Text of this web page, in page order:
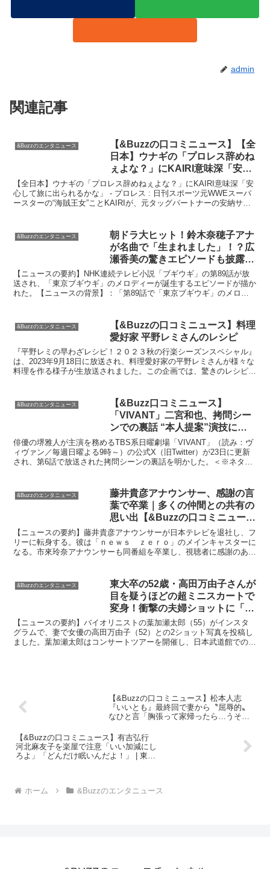
admin
関連記事
&Buzzのエンタニュース
【&Buzzの口コミニュース】【全
日本】ウナギの「プロレス辞めね
ぇよな？」にKAIRI意味深「安心
して旅に出られるかな」 – プロレ
ス : 日刊スポーツ
【全日本】ウナギの「プロレス辞めねぇよな？」にKAIRI意味深「安
心して旅に出られるかな」 - プロレス : 日刊スポーツ元WWEスーパ
ースターの“海賊王女”ことKAIRIが、元タッグパートナーの安納サオ
&Buzzのエンタニュース
朝ドラ大ヒット！鈴木奈穂子アナ
が名曲で「生まれました」！？広
瀬香美の驚きエピソードも披露
【&Buzzの口コミニュース】
【ニュースの要約】NHK連続テレビ小説「ブギウギ」の第89話が放
送され、「東京ブギウギ」のメロディーが誕生するエピソードが描か
れた。【ニュースの背景】：「第89話で「東京ブギウギ」のメロデ
&Buzzのエンタニュース
【&Buzzの口コミニュース】料理
愛好家 平野レミさんのレシピ
『平野レミの早わざレシピ！２０２３秋の行楽シーズンスペシャル』
は、2023年9月18日に放送され、料理愛好家の平野レミさんが様々な
料理を作る様子が生放送されました。この企画では、驚きのレシピだ
&Buzzのエンタニュース
【&Buzz口コミニュース】
「VIVANT」二宮和也、拷問シー
ンでの裏話 “本人提案”演技に
「ゾクゾクした」「冷酷すぎる」
– モデルプレス
俳優の堺雅人が主演を務めるTBS系日曜劇場「VIVANT」（読み：ヴ
ィヴァン／毎週日曜よる9時～）の公式X（旧Twitter）が23日に更新
され、第6話で放送された拷問シーンの裏話を明かした。＜※ネタバ
&Buzzのエンタニュース
藤井貴彦アナウンサー、感謝の言
葉で卒業｜多くの仲間との共有の
思い出【&Buzzの口コミニュー
ス】
【ニュースの要約】藤井貴彦アナウンサーが日本テレビを退社し、フ
リーに転身する。彼は「ｎｅｗｓ ｚｅｒｏ」のメインキャスターに
なる。市來玲奈アナウンサーも同番組を卒業し、視聴者に感謝のあい
&Buzzのエンタニュース
東大卒の52歳・高田万由子さんが
目を疑うほどの超ミニスカートで
変身！衝撃の夫婦ショットに「ギ
ャップありすぎ！」と大反響
【&Buzzの口コミニュース】
【ニュースの要約】バイオリニストの葉加瀬太郎（55）がインスタ
グラムで、妻で女優の高田万由子（52）との2ショット写真を投稿し
ました。葉加瀬太郎はコンサートツアーを開催し、日本武道館での公
【&Buzzの口コミニュース】松本人志
『いいとも』最終回で妻から〝屈辱的〟
なひと言「胸張って家帰ったら…うそや
【&Buzzの口コミニュース】有吉弘行
河北麻友子を楽屋で注意「いい加減にし
ろよ」「どんだけ眠いんだよ！」 | 東ス
ホーム &Buzzのエンタニュース